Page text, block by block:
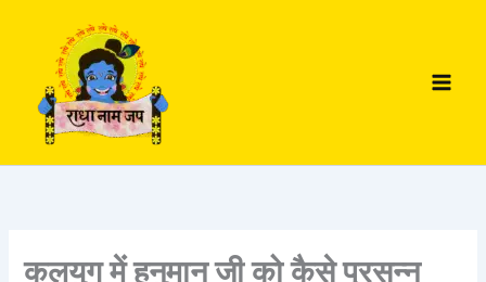
content
कलयुग में हनुमान जी को कैसे प्रसन्न